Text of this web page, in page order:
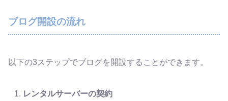
ブログ開設の流れ
以下の3ステップでブログを開設することができます。
レンタルサーバーの契約